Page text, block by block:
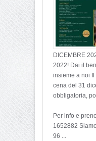
DICEMBRE
2022! Dai il
insieme a noi
cena del 31
obbligatoria,
Per info e
1652882
96 ...